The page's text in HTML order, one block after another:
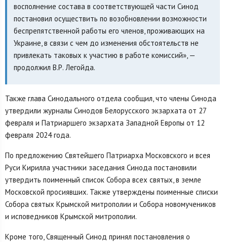
восполнение состава в соответствующей части Синод
постановил осуществить по возобновлении возможности
беспрепятственной работы его членов, проживающих на
Украине, в связи с чем до изменения обстоятельств не
привлекать таковых к участию в работе комиссий», —
продолжил В.Р. Легойда.
Также глава Синодального отдела сообщил, что члены Синода
утвердили журналы Синодов Белорусского экзархата от 27
февраля и Патриаршего экзархата Западной Европы от 12
февраля 2024 года.
По предложению Святейшего Патриарха Московского и всея
Руси Кирилла участники заседания Синода постановили
утвердить поименный список Собора всех святых, в земле
Московской просиявших. Также утверждены поименные списки
Собора святых Крымской митрополии и Собора новомучеников
и исповедников Крымской митрополии.
Кроме того, Священный Синод принял постановления о